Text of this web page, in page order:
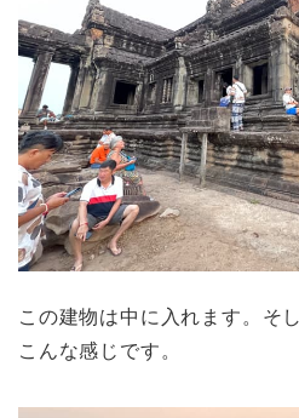
この建物は中に入れます。そ
こんな感じです。